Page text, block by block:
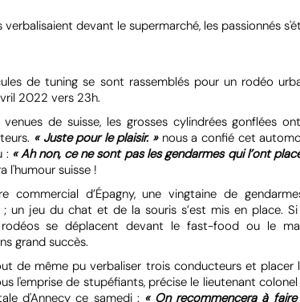
verbalisaient devant le supermarché, les passionnés
de tuning se sont rassemblés pour un rodéo
2022 vers 23h.
de suisse, les grosses cylindrées gonflées
« Juste pour le plaisir. »nous a confié cet
: « Ah non, ce ne sont pas les gendarmes qui l’ont
l'humour suisse !
commercial d’Épagny, une vingtaine de
; un jeu du chat et de la souris s’est mis en place.
se déplacent devant le fast-food ou le
grand succès.
de même pu verbaliser trois conducteurs et placer
l'emprise de stupéfiants, précise le lieutenant
d'Annecy ce samedi : « On recommencera à